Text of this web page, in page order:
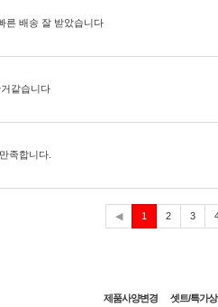
른 배송 잘 받았습니다
같습니다
족합니다.
◀ 1
재
2 3
제품사양변경 셋트/특가